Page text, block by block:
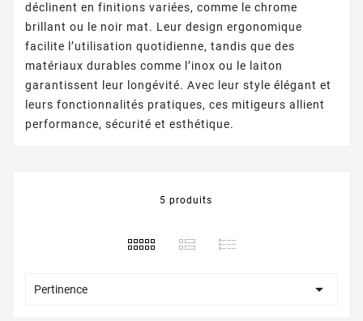
déclinent en finitions variées, comme le chrome
brillant ou le noir mat. Leur design ergonomique
facilite l’utilisation quotidienne, tandis que des
matériaux durables comme l’inox ou le laiton
garantissent leur longévité. Avec leur style élégant et
leurs fonctionnalités pratiques, ces mitigeurs allient
performance, sécurité et esthétique.
5 produits
Pertinence 